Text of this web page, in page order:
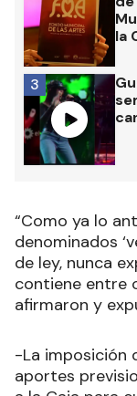
la
3
“Como ya lo
denominados
de ley, nunca
contiene entre
afirmaron y
-La imposición
aportes